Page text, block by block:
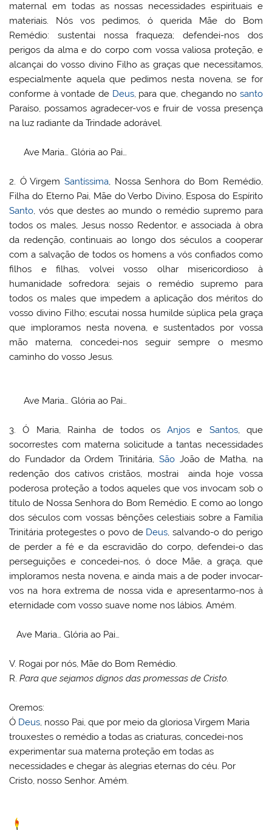
maternal em todas as nossas necessidades espirituais e
materiais. Nós vos pedimos, ó querida Mãe do Bom
Remédio: sustentai nossa fraqueza; defendei-nos dos
perigos da alma e do corpo com vossa valiosa proteção, e
alcançai do vosso divino Filho as graças que necessitamos,
especialmente aquela que pedimos nesta novena, se for
conforme à vontade de Deus, para que, chegando no santo
Paraíso, possamos agradecer-vos e fruir de vossa presença
na luz radiante da Trindade adorável.
Ave Maria… Glória ao Pai…
2. Ó Virgem Santíssima, Nossa Senhora do Bom Remédio,
Filha do Eterno Pai, Mãe do Verbo Divino, Esposa do Espírito
Santo, vós que destes ao mundo o remédio supremo para
todos os males, Jesus nosso Redentor, e associada à obra
da redenção, continuais ao longo dos séculos a cooperar
com a salvação de todos os homens a vós confiados como
filhos e filhas, volvei vosso olhar misericordioso à
humanidade sofredora: sejais o remédio supremo para
todos os males que impedem a aplicação dos méritos do
vosso divino Filho; escutai nossa humilde súplica pela graça
que imploramos nesta novena, e sustentados por vossa
mão materna, concedei-nos seguir sempre o mesmo
caminho do vosso Jesus.
Ave Maria… Glória ao Pai…
3. Ó Maria, Rainha de todos osAnjos e Santos, que
socorrestes com materna solicitude a tantas necessidades
do Fundador da Ordem Trinitária, SãoJoão de Matha, na
redenção dos cativos cristãos, mostrai ainda hoje vossa
poderosa proteção a todos aqueles que vos invocam sob o
título de Nossa Senhora do Bom Remédio. E como ao longo
dos séculos com vossas bênções celestiais sobre a Família
Trinitária protegestes o povo de Deus, salvando-o do perigo
de perder a fé e da escravidão do corpo, defendei-o das
perseguições e concedei-nos, ó doce Mãe, a graça, que
imploramos nesta novena, e ainda mais a de poder invocar-
vos na hora extrema de nossa vida e apresentarmo-nos à
eternidade com vosso suave nome nos lábios. Amém.
Ave Maria… Glória ao Pai…
V. Rogai por nós, Mãe do Bom Remédio.
R.Para que sejamos dignos das promessas de Cristo.
Oremos:
Ó Deus, nosso Pai, que por meio da gloriosa Virgem Maria
trouxestes o remédio a todas as criaturas, concedei-nos
experimentar sua materna proteção em todas as
necessidades e chegar às alegrias eternas do céu. Por
Cristo, nosso Senhor. Amém.